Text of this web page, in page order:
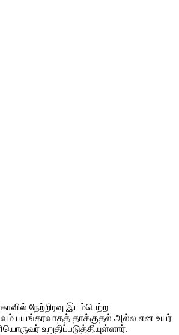
நேற்றிரவு இடம்பெற்ற
பயங்கரவாதத் தாக்குதல் அல்ல என உயர்
உறுதிப்படுத்தியுள்ளார்.